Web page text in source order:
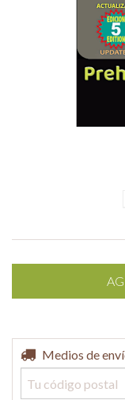
Entregas para el CP:
Medios de